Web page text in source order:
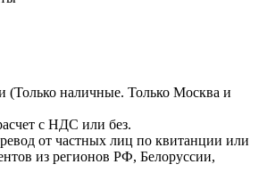
(Только наличные. Только Москва и
с НДС или без.
от частных лиц по квитанции или
из регионов РФ, Белоруссии,